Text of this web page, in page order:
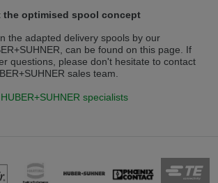
your browser prefers another language than the
Stay on this version
je v jiném jazyce, než jaký je momentálně používán.
i v češtině. Chcete přepnout na českou verzi?
v jiném jazyce, než je právě používaný jazyk. Tato
v němčině. Přejete si přejít na německou verzi?
the optimised spool concept
the adapted delivery spools by our
can be found on this page. If
questions, please don't hesitate to contact
sales team.
specialists